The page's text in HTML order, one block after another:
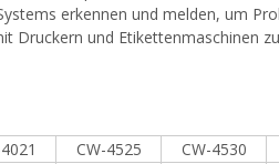
erkennen und melden, um
Druckern und Etikettenmaschinen
CW-4525 CW-4530